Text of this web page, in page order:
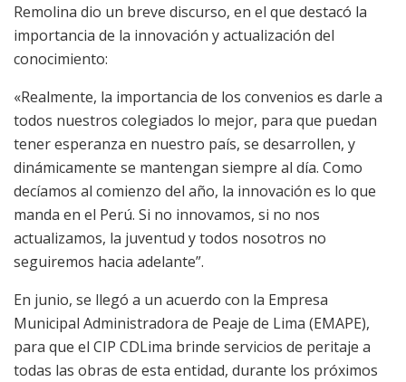
Remolina dio un breve discurso, en el que destacó la
importancia de la innovación y actualización del
conocimiento:
«Realmente, la importancia de los convenios es darle a
todos nuestros colegiados lo mejor, para que puedan
tener esperanza en nuestro país, se desarrollen, y
dinámicamente se mantengan siempre al día. Como
decíamos al comienzo del año, la innovación es lo que
manda en el Perú. Si no innovamos, si no nos
actualizamos, la juventud y todos nosotros no
seguiremos hacia adelante”.
En junio, se llegó a un acuerdo con la Empresa
Municipal Administradora de Peaje de Lima (EMAPE),
para que el CIP CDLima brinde servicios de peritaje a
todas las obras de esta entidad, durante los próximos